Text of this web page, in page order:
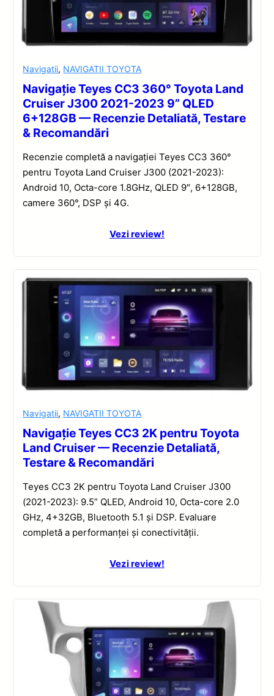
Navigatii, NAVIGATII TOYOTA
Navigație Teyes CC3 360° Toyota Land
Cruiser J300 2021-2023 9” QLED
6+128GB — Recenzie Detaliată, Testare
& Recomandări
Recenzie completă a navigației Teyes CC3 360°
pentru Toyota Land Cruiser J300 (2021-2023):
Android 10, Octa-core 1.8GHz, QLED 9″, 6+128GB,
camere 360°, DSP și 4G.
Vezi review!
Navigatii, NAVIGATII TOYOTA
Navigație Teyes CC3 2K pentru Toyota
Land Cruiser — Recenzie Detaliată,
Testare & Recomandări
Teyes CC3 2K pentru Toyota Land Cruiser J300
(2021-2023): 9.5” QLED, Android 10, Octa-core 2.0
GHz, 4+32GB, Bluetooth 5.1 și DSP. Evaluare
completă a performanței și conectivității.
Vezi review!